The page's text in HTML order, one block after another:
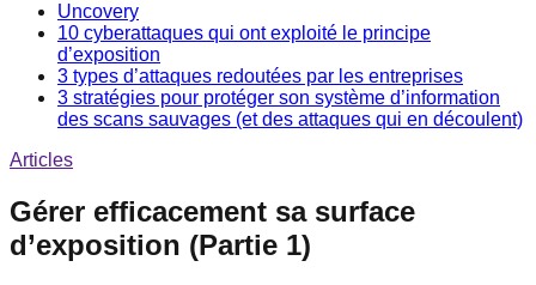
Uncovery
10 cyberattaques qui ont exploité le principe
d’exposition
3 types d’attaques redoutées par les entreprises
3 stratégies pour protéger son système d’information
des scans sauvages (et des attaques qui en découlent)
Articles
Gérer efficacement sa surface
d’exposition (Partie 1)